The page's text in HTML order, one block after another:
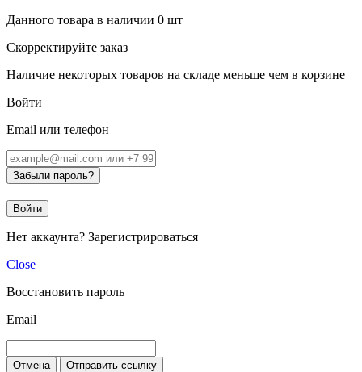
Данного товара в наличии 0 шт
Скорректируйте заказ
Наличие некоторых товаров на складе меньше чем в корзине
Войти
Email или телефон
Забыли пароль?
Войти
Нет аккаунта? Зарегистрироваться
Close
Восстановить пароль
Email
Отмена Отправить ссылку